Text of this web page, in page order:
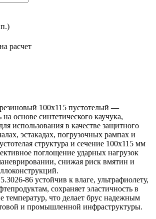
расчет
100х115 пустотелый —
основе синтетического каучука,
использования в качестве защитного
эстакадах, погрузочных рампах и
структура и сечение 100х115 мм
поглощение ударных нагрузок
снижая риск вмятин и
86 устойчив к влаге, ультрафиолету,
сохраняет эластичность в
температур, что делает брус надежным
и промышленной инфраструктуры.